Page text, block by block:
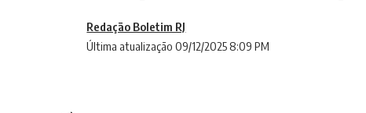
Última atualização 09/12/2025 8:09 PM
Redação Boletim RJ